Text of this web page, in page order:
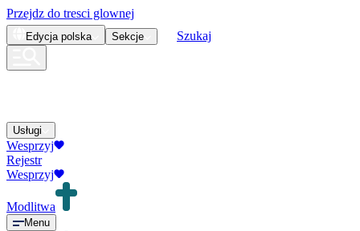
Przejdz do tresci glownej
Edycja polska Sekcje Szukaj
Usługi
Wesprzyj
Rejestr
Wesprzyj
Modlitwa
Menu